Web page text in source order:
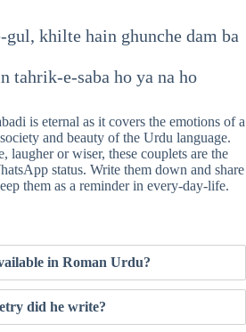
gul, khilte hain ghunche dam ba
tahrik-e-saba ho ya na ho
is eternal as it covers the emotions of a
and beauty of the Urdu language.
laugher or wiser, these couplets are the
status. Write them down and share
them as a reminder in every-day-life.
in Roman Urdu?
did he write?